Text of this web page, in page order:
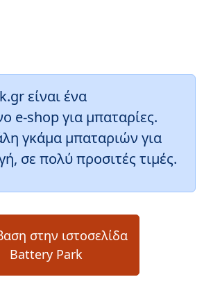
είναι ένα
e-shop για μπαταρίες.
γκάμα μπαταριών για
σε πολύ προσιτές τιμές.
στην ιστοσελίδα
Battery Park